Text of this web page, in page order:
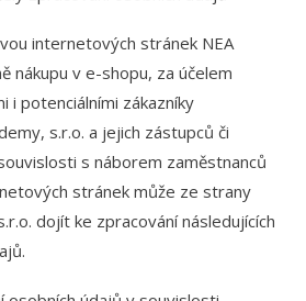
internetových stránek NEA
nákupu v e-shopu, za účelem
i potenciálními zákazníky
s.r.o. a jejich zástupců či
s náborem zaměstnanců
stránek může ze strany
dojít ke zpracování následujících